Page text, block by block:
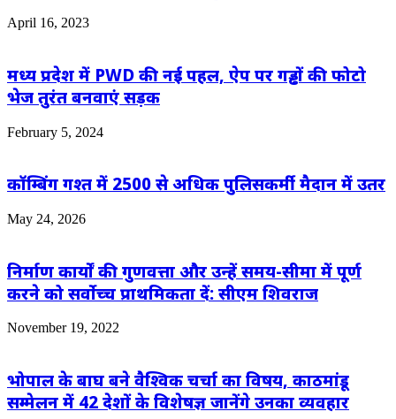
April 16, 2023
मध्य प्रदेश में PWD की नई पहल, ऐप पर गड्ढों की फोटो
भेज तुरंत बनवाएं सड़क
February 5, 2024
कॉम्बिंग गश्त में 2500 से अधिक पुलिसकर्मी मैदान में उतर
May 24, 2026
निर्माण कार्यों की गुणवत्ता और उन्हें समय-सीमा में पूर्ण
करने को सर्वोच्च प्राथमिकता दें: सीएम शिवराज
November 19, 2022
भोपाल के बाघ बने वैश्विक चर्चा का विषय, काठमांडू
सम्मेलन में 42 देशों के विशेषज्ञ जानेंगे उनका व्यवहार